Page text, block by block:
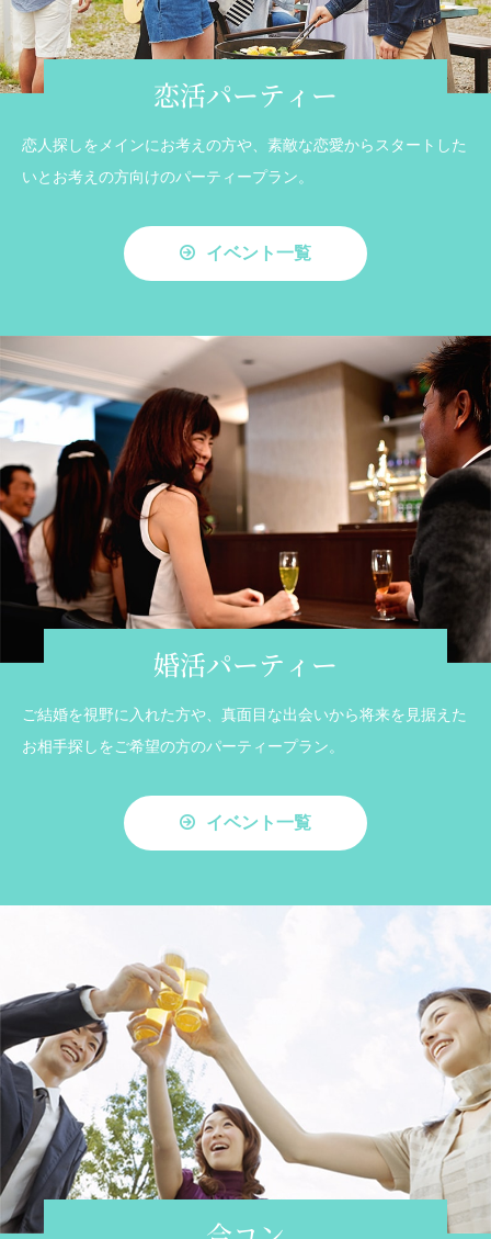
恋活パーティー
恋人探しをメインにお考えの方や、素敵な恋愛からスタートした
いとお考えの方向けのパーティープラン。
イベント一覧
婚活パーティー
ご結婚を視野に入れた方や、真面目な出会いから将来を見据えた
お相手探しをご希望の方のパーティープラン。
イベント一覧